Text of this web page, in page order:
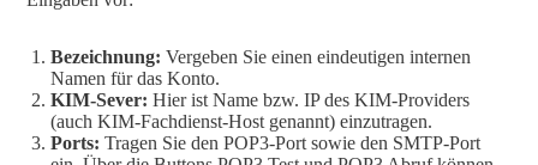
Bezeichnung: Vergeben Sie einen eindeutigen internen
Namen für das Konto.
KIM-Sever: Hier ist Name bzw. IP des KIM-Providers
(auch KIM-Fachdienst-Host genannt) einzutragen.
Ports: Tragen Sie den POP3-Port sowie den SMTP-Port